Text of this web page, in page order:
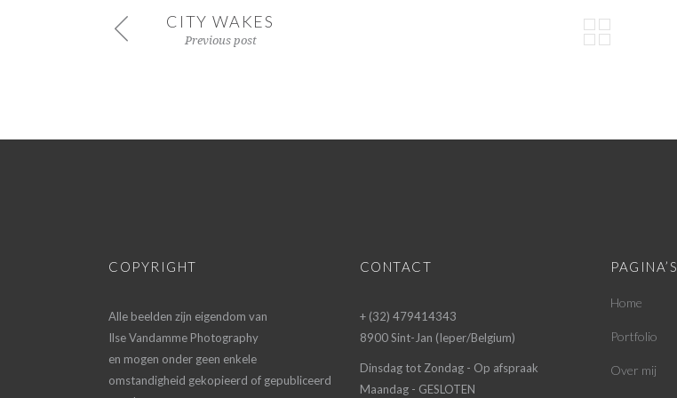
CITY WAKES
Previous post
COPYRIGHT
Alle beelden zijn eigendom van
Ilse Vandamme Photography
en mogen onder geen enkele
omstandigheid gekopieerd of gepubliceerd
CONTACT
+ (32) 479414343
8900 Sint-Jan (Ieper/Belgium)
Dinsdag tot Zondag - Op afspraak
Maandag - GESLOTEN
PAGINA’S
Home
Portfolio
Over mij